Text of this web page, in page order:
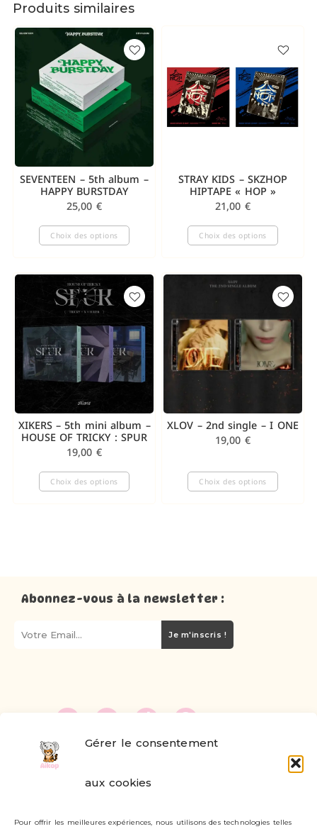
Gérer le consentement
aux cookies
Pour offrir les meilleures expériences, nous utilisons des technologies telles
Produits similaires
SEVENTEEN – 5th album –
HAPPY BURSTDAY
25,00 €
Choix des options
STRAY KIDS – SKZHOP
HIPTAPE « HOP »
21,00 €
Choix des options
XIKERS – 5th mini album –
HOUSE OF TRICKY : SPUR
19,00 €
Choix des options
XLOV – 2nd single – I ONE
19,00 €
Choix des options
Abonnez-vous à la newsletter :
Je m'inscris !